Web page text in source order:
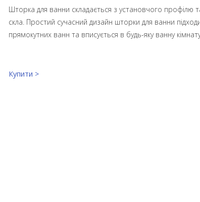
Шторка для ванни складається з установчого профілю
скла. Простий сучасний дизайн шторки для ванни
прямокутних ванн та вписується в будь-яку ванну
Купити >